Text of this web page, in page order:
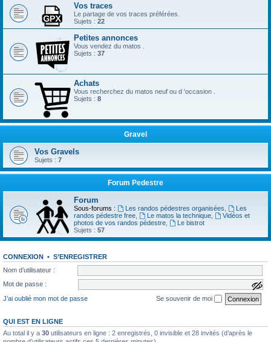
Vos traces
Le partage de vos traces préférées.
Sujets : 22
Petites annonces
Vous vendez du matos .
Sujets : 37
Achats
Vous recherchez du matos neuf ou d 'occasion .
Sujets : 8
Gravel
Vos Gravels
Sujets : 7
Forum Pedestre
Forum
Sous-forums : Les randos pédestres organisées
Les
randos pédestre free
Le matos la technique,
Vidéos et
photos de vos randos pédestre
Le bistrot
Sujets : 57
CONNEXION • S’ENREGISTRER
Nom d’utilisateur :
Mot de passe :
a
f
f
h
J’ai oublié mon mot de passe Se souvenir de moi
QUI EST EN LIGNE
Au total il y a 30 utilisateurs en ligne : 2 enregistrés, 0 invisible et 28 invités (d’après le